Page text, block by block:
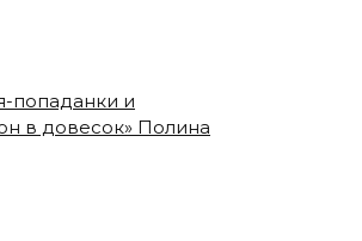
попаданки и
в довесок» Полина